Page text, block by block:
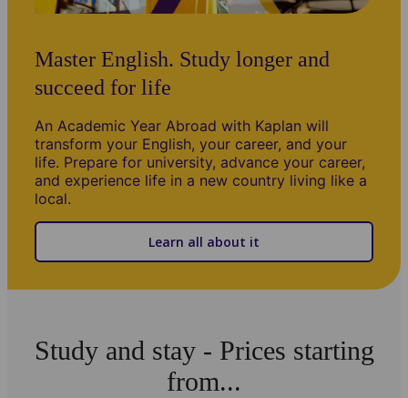
Master English. Study longer and
succeed for life
An Academic Year Abroad with Kaplan will
transform your English, your career, and your
life. Prepare for university, advance your career,
and experience life in a new country living like a
local.
Learn all about it
Study and stay - Prices starting
from...